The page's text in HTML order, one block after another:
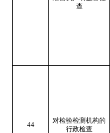
查
44
对检验检测机构的
行政检查